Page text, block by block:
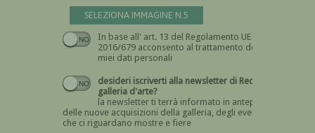
SELEZIONA IMMAGINE N.5
In base all' art. 13 del Regolamento UE n.
2016/679 acconsento al trattamento dei
miei dati personali
Devi dare il consenso
desideri iscriverti alla newsletter di Recta
galleria d'arte?
la newsletter ti terrà informato in anteprima
delle nuove acquisizioni della galleria, degli eventi
che ci riguardano mostre e fiere